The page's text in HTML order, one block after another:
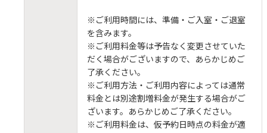
※ご利用時間には、準備・ご入室・ご退室
を含みます。
※ご利用料金等は予告なく変更させていた
だく場合がございますので、あらかじめご
了承ください。
※ご利用方法・ご利用内容によっては通常
料金とは別途割増料金が発生する場合がご
ざいます。あらかじめご了承ください。
※ご利用料金は、仮予約日時点の料金が適